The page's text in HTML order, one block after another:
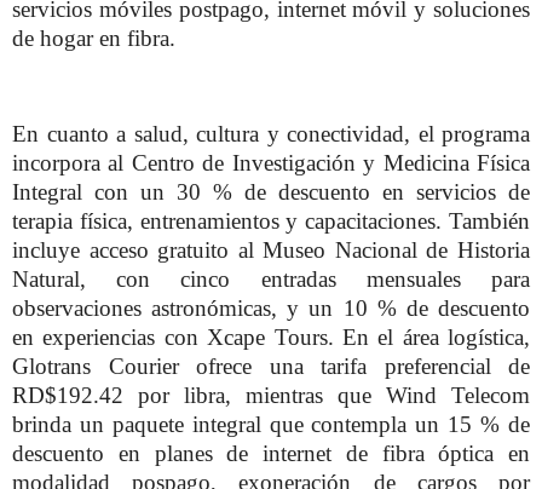
servicios móviles postpago, internet móvil y soluciones
de hogar en fibra.
En cuanto a salud, cultura y conectividad, el programa
incorpora al Centro de Investigación y Medicina Física
Integral con un 30 % de descuento en servicios de
terapia física, entrenamientos y capacitaciones. También
incluye acceso gratuito al Museo Nacional de Historia
Natural, con cinco entradas mensuales para
observaciones astronómicas, y un 10 % de descuento
en experiencias con Xcape Tours. En el área logística,
Glotrans Courier ofrece una tarifa preferencial de
RD$192.42 por libra, mientras que Wind Telecom
brinda un paquete integral que contempla un 15 % de
descuento en planes de internet de fibra óptica en
modalidad pospago, exoneración de cargos por